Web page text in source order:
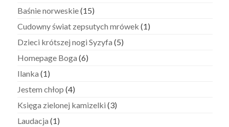
Baśnie norweskie(15)
Cudowny świat zepsutych mrówek (1)
Dzieci krótszej nogi Syzyfa (5)
Homepage Boga (6)
Ilanka (1)
Jestem chłop (4)
Księga zielonej kamizelki (3)
Laudacja (1)